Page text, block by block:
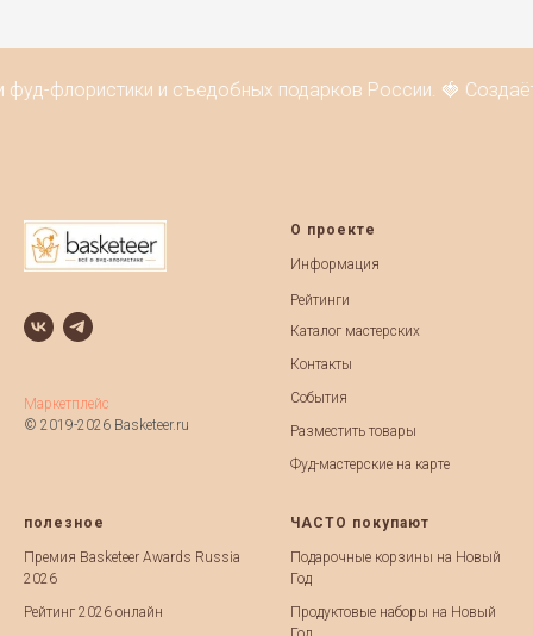
флористики и съедобных подарков России. 🍓
Маркетплейс
© 2019-2026 Basketeer.ru
О проекте
Информация
Рейтинги
Каталог мастерских
Контакты
События
Разместить товары
Фуд-мастерские на карте
полезное
Премия Basketeer Awards Russia
2026
Рейтинг 2026 онлайн
ЧАСТО покупают
Подарочные корзины на Новый
Год
Продуктовые наборы на Новый